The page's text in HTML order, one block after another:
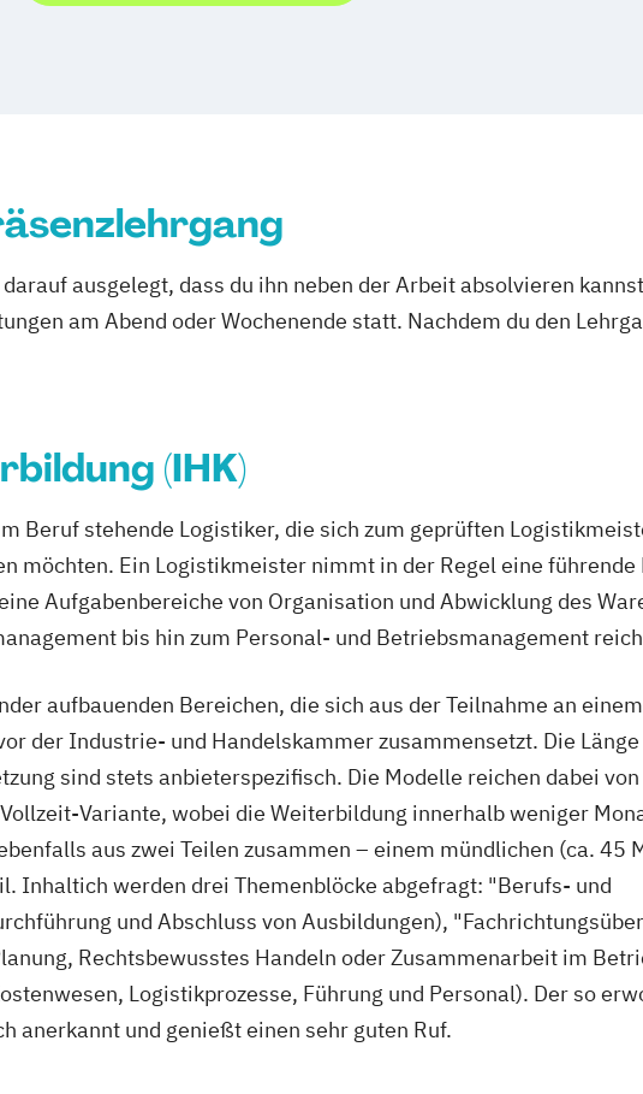
ausgelegt, dass du ihn neben der Arbeit absolvieren
am Abend oder Wochenende statt. Nachdem du den
(IHK)
Beruf stehende Logistiker, die sich zum geprüften
möchten. Ein Logistikmeister nimmt in der Regel eine führende
Aufgabenbereiche von Organisation und Abwicklung des
bis hin zum Personal- und Betriebsmanagement
aufbauenden Bereichen, die sich aus der Teilnahme an
der Industrie- und Handelskammer zusammensetzt. Die
sind stets anbieterspezifisch. Die Modelle reichen dabei
Variante, wobei die Weiterbildung innerhalb weniger
aus zwei Teilen zusammen – einem mündlichen (ca. 45
Inhaltich werden drei Themenblöcke abgefragt: "Berufs- und
und Abschluss von Ausbildungen),
Rechtsbewusstes Handeln oder Zusammenarbeit im
Logistikprozesse, Führung und Personal). Der so
anerkannt und genießt einen sehr guten Ruf.